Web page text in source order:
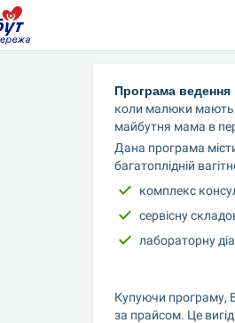
Програма ведення
коли малюки мають
майбутня мама в
Дана програма
багатоплідній
комплекс
сервісну
лабораторну
Купуючи програму,
за прайсом. Це